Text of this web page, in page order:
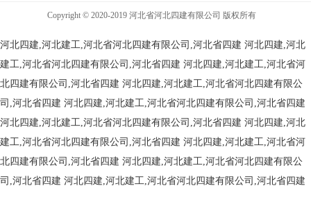
Copyright © 2020-2019 河北省河北四建有限公司 版权所有
河北四建,河北建工,河北省河北四建有限公司,河北省四建 河北四建,河北
建工,河北省河北四建有限公司,河北省四建 河北四建,河北建工,河北省河
北四建有限公司,河北省四建 河北四建,河北建工,河北省河北四建有限公
司,河北省四建 河北四建,河北建工,河北省河北四建有限公司,河北省四建
河北四建,河北建工,河北省河北四建有限公司,河北省四建 河北四建,河北
建工,河北省河北四建有限公司,河北省四建 河北四建,河北建工,河北省河
北四建有限公司,河北省四建 河北四建,河北建工,河北省河北四建有限公
司,河北省四建 河北四建,河北建工,河北省河北四建有限公司,河北省四建